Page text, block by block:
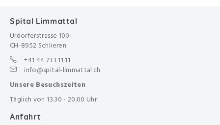
Spital Limmattal
Urdorferstrasse 100
CH-8952 Schlieren
+41 44 733 11 11
info@spital-limmattal.ch
Unsere Besuchszeiten
Täglich von 13.30 - 20.00 Uhr
Anfahrt